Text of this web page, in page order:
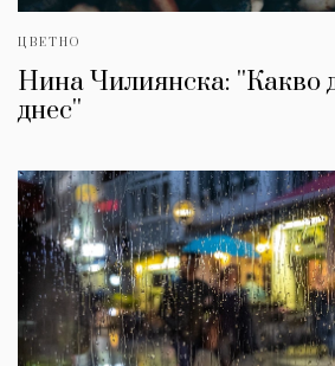
ЦВЕТНО
Нина Чилиянска: ''Какво
днес''